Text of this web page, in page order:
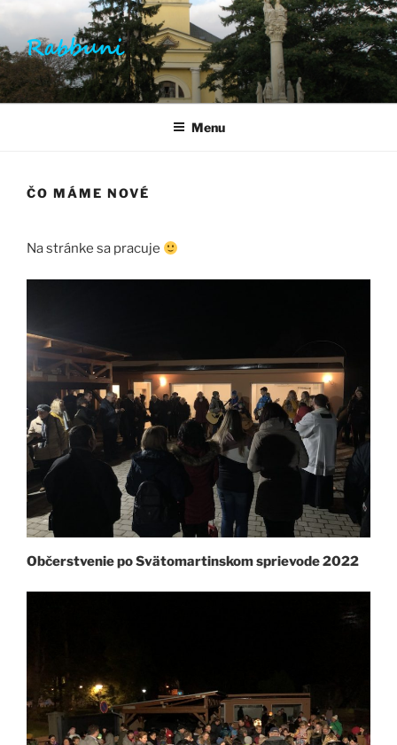
Prejsť
na
obsah
RABBUNI.PAGE.SK
Rabbuni Šaľa
Menu
ČO MÁME NOVÉ
Na stránke sa pracuje
Občerstvenie po Svätomartinskom sprievode2022